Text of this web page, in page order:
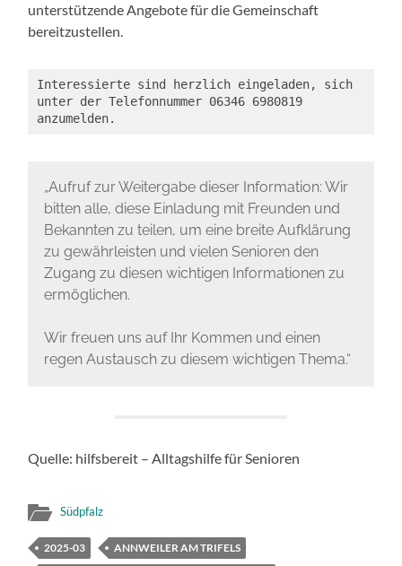
unterstützende Angebote für die Gemeinschaft
bereitzustellen.
Interessierte sind herzlich eingeladen, sich
unter der Telefonnummer 06346 6980819
anzumelden.
„Aufruf zur Weitergabe dieser Information: Wir
bitten alle, diese Einladung mit Freunden und
Bekannten zu teilen, um eine breite Aufklärung
zu gewährleisten und vielen Senioren den
Zugang zu diesen wichtigen Informationen zu
ermöglichen.
Wir freuen uns auf Ihr Kommen und einen
regen Austausch zu diesem wichtigen Thema.“
Quelle: hilfsbereit – Alltagshilfe für Senioren
Südpfalz
2025-03
ANNWEILER AM TRIFELS